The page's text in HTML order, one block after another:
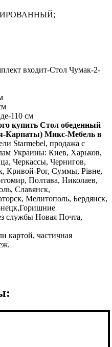
входит-Cтол Чумак-2-
110 см
купить Стол обеденный
Карпаты) Микс-Мебель в
Starmebel, продажа с
Украины: Киев, Харьков,
Черкассы, Чернигов,
Кривой-Рог, Суммы, Рівне,
Полтава, Николаев,
Славянск,
Мелитополь, Бердянск,
службы Новая Почта,
картой, частичная